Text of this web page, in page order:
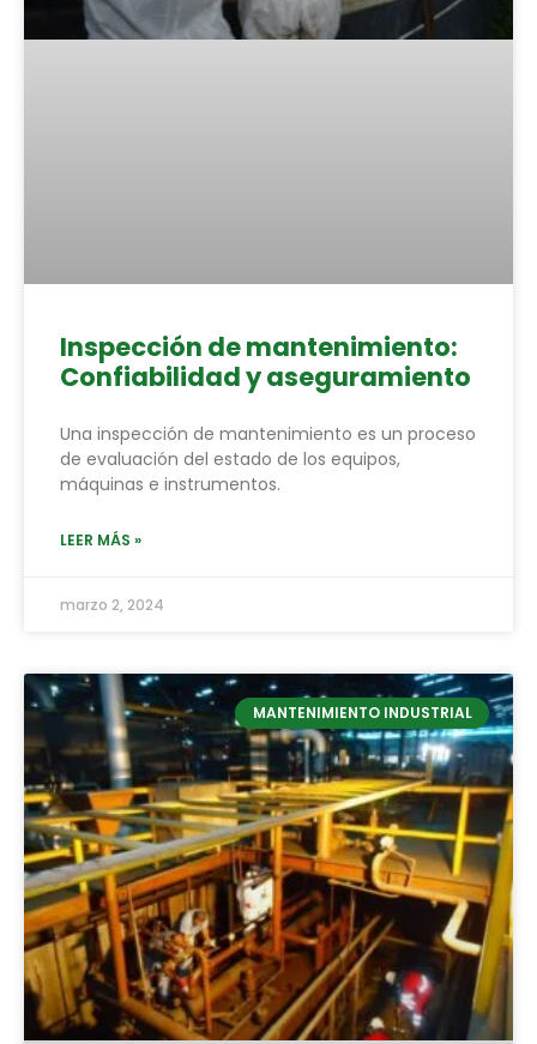
Inspección de mantenimiento:
Confiabilidad y aseguramiento
Una inspección de mantenimiento es un proceso
de evaluación del estado de los equipos,
máquinas e instrumentos.
LEER MÁS »
marzo 2, 2024
MANTENIMIENTO INDUSTRIAL